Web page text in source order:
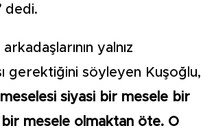
dedi.
yalnız
gerektiğini söyleyen Kuşoğlu,
siyasi bir mesele bir
bir mesele olmaktan öte. O